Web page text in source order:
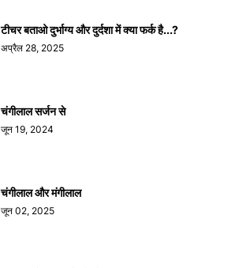
टीचर बताओ दुर्भाग्य और दुर्दशा में क्या फर्क है...?
अप्रैल 28, 2025
चंगीलाल सर्जन से
जून 19, 2024
चंगीलाल और मंगीलाल
जून 02, 2025